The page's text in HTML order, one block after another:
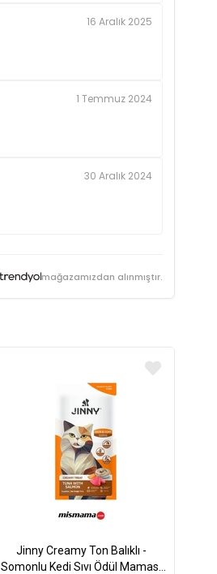
16 Aralık 2025
1 Temmuz 2024
30 Aralık 2024
mağazamızdan alınmıştır.
Jinny Creamy Ton Balıklı -
Somonlu Kedi Sıvı Ödül Maması